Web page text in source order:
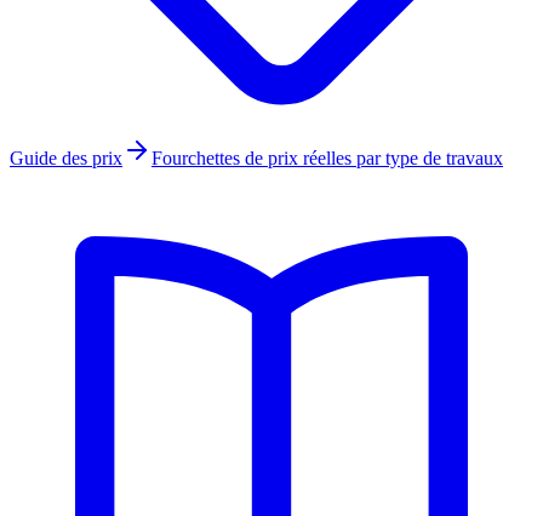
Guide des prix Fourchettes de prix réelles par type de travaux